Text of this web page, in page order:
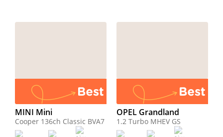
MINI Mini
Cooper 136ch Classic BVA7
OPEL Grandland
1.2 Turbo MHEV GS